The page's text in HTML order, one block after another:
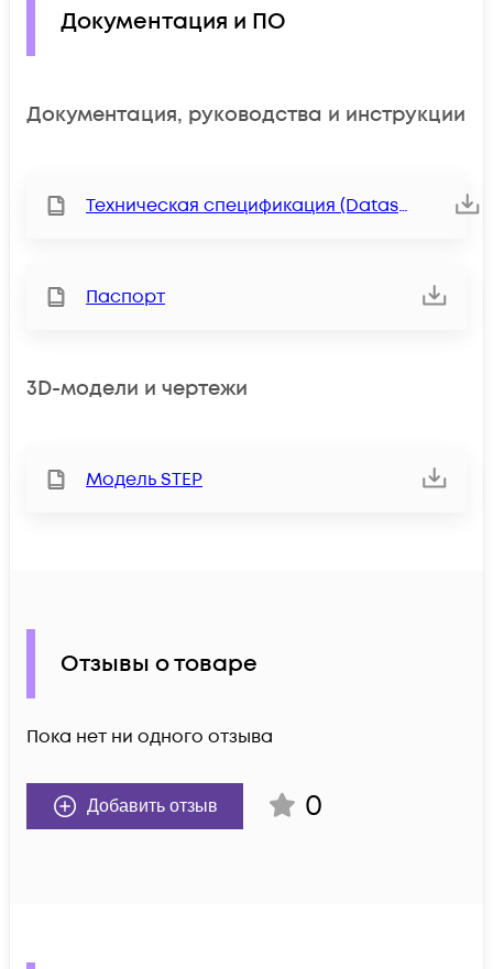
Документация и ПО
Документация, руководства и инструкции
Техническая спецификация (Datasheet)
Паспорт
3D-модели и чертежи
Модель STEP
Отзывы о товаре
Пока нет ни одного отзыва
Добавить отзыв 0